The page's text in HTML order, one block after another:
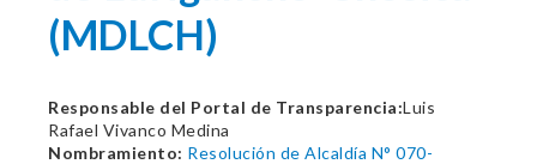
(MDLCH)
Responsable del Portal de Transparencia:Luis
Rafael Vivanco Medina
Nombramiento: Resolución de Alcaldía N° 070-